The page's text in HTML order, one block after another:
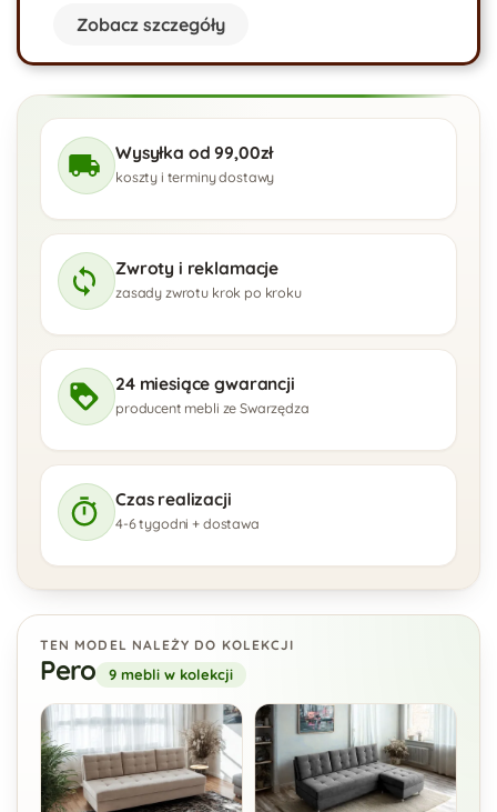
używamy materiałów z certyfikatem OEKO-TEX, które
nawet w standardowej wersji mają wartości dodane jak np.
miękką welurową strukturę czy powłokę water repellent
120 różnych obić do wyboru.
Zobacz szczegóły
Wysyłka od 99,00zł
koszty i terminy dostawy
Zwroty i reklamacje
zasady zwrotu krok po kroku
24 miesiące gwarancji
producent mebli ze Swarzędza
Czas realizacji
4-6 tygodni + dostawa
TEN MODEL NALEŻY DO KOLEKCJI
Pero 9 mebli w kolekcji